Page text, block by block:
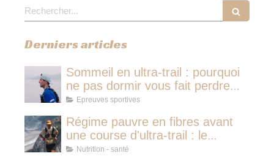
Rechercher
Derniers articles
Sommeil en ultra-trail : pourquoi
ne pas dormir vous fait perdre
plus de temps qu'une micro-
Epreuves sportives
Régime pauvre en fibres avant
une course d'ultra-trail : le
protocole nutritionnel des
Nutrition - santé